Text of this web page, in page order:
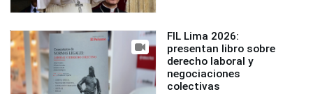
FIL Lima 2026:
presentan libro sobre
derecho laboral y
negociaciones
colectivas